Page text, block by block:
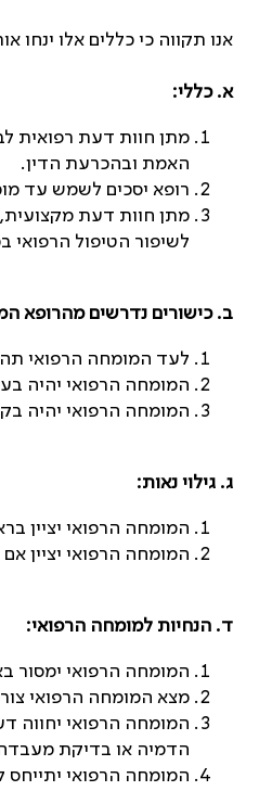
אנו תקווה כי כללים אלו ינחו
א. כללי:
מתן חוות דעת רפואית
האמת ובהכרעת הדין.
רופא יסכים לשמש עד
מתן חוות דעת
לשיפור הטיפול הרפואי
ב. כישורים נדרשים מהרופא
לעד המומחה הרפואי
המומחה הרפואי יהיה
המומחה הרפואי יהיה
ג. גילוי נאות:
המומחה הרפואי יציין
המומחה הרפואי יציין
ד. הנחיות למומחה הרפואי:
המומחה הרפואי ימסור
מצא המומחה הרפואי
המומחה הרפואי
הדמיה או בדיקת
המומחה הרפואי יתייחס